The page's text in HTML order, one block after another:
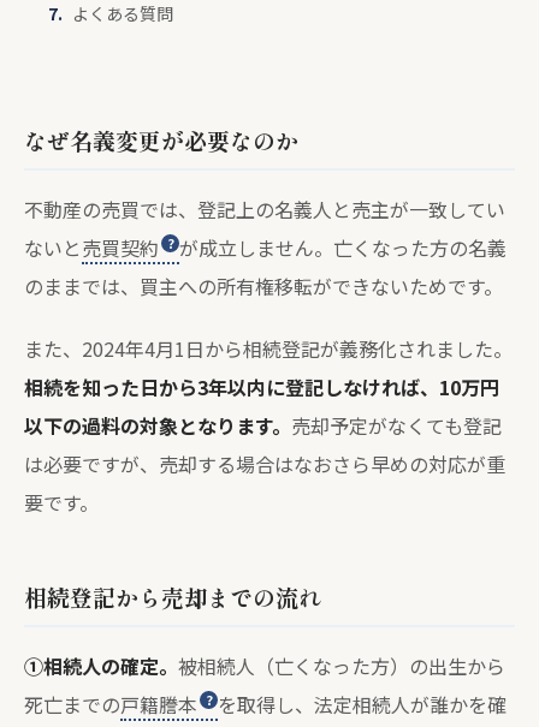
よくある質問
なぜ名義変更が必要なのか
不動産の売買では、登記上の名義人と売主が一致してい
ないと売買契約
が成立しません。亡くなった方の名義
のままでは、買主への所有権移転ができないためです。
また、2024年4月1日から相続登記が義務化されました。
相続を知った日から3年以内に登記しなければ、10万円
以下の過料の対象となります。 売却予定がなくても登記
は必要ですが、売却する場合はなおさら早めの対応が重
要です。
相続登記から売却までの流れ
①相続人の確定。 被相続人（亡くなった方）の出生から
死亡までの戸籍謄本
を取得し、法定相続人が誰かを確